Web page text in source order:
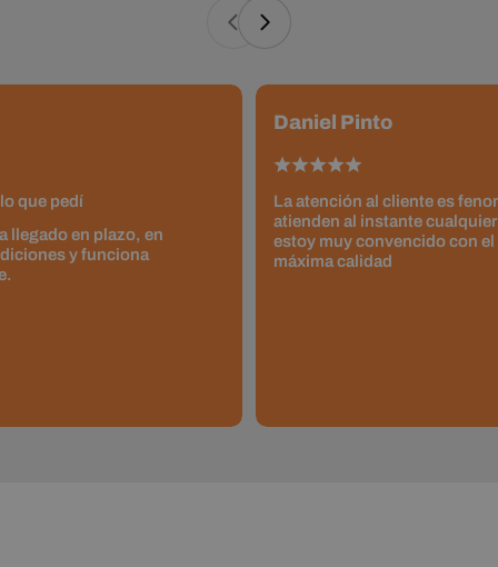
que pedí
llegado en plazo, en
y funciona
Daniel Pinto
La atención al cliente es
atienden al instante cualquier
estoy muy convencido con
máxima calidad